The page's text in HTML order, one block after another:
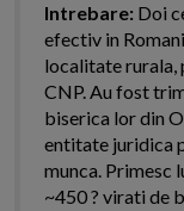
Intrebare: Doi
efectiv in
localitate rurala,
CNP. Au fost
biserica lor din
entitate juridica
munca. Primesc
~450 ? virati de